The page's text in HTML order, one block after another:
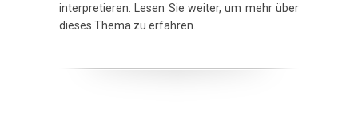
interpretieren. Lesen Sie weiter, um mehr über
dieses Thema zu erfahren.